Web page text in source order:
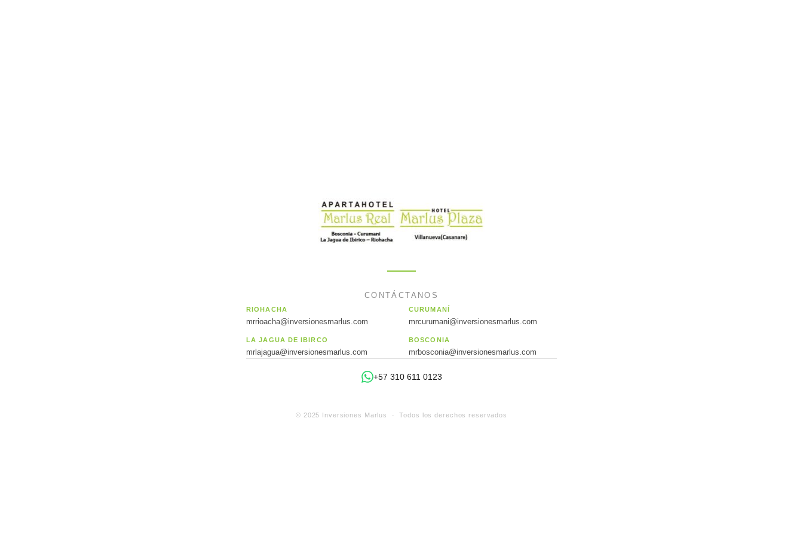
CONTÁCTANOS
RIOHACHA
mrrioacha@inversionesmarlus.com
CURUMANÍ
mrcurumani@inversionesmarlus.com
LA JAGUA DE IBIRCO
mrlajagua@inversionesmarlus.com
BOSCONIA
mrbosconia@inversionesmarlus.com
+57 310 611 0123
© 2025 Inversiones Marlus · Todos los derechos reservados